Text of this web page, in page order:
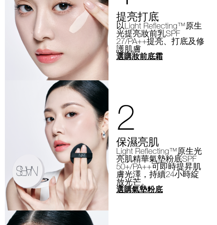
提亮打底
以Light Reflecting™原生
光提亮妝前乳SPF
27/PA++提亮、打底及修
護肌膚
選購妝前底霜
2
保濕亮肌
Light Reflecting™原生光
亮肌精華氣墊粉底SPF
50+/PA++可即時提昇肌
膚光澤，持續24小時綻
放光芒。
選購氣墊粉底